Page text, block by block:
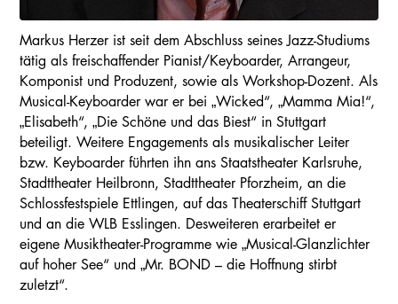
Markus Herzer ist seit dem Abschluss seines Jazz-Studiums
tätig als freischaffender Pianist/Keyboarder, Arrangeur,
Komponist und Produzent, sowie als Workshop-Dozent. Als
Musical-Keyboarder war er bei „Wicked“, „Mamma Mia!“,
„Elisabeth“, „Die Schöne und das Biest“ in Stuttgart
beteiligt. Weitere Engagements als musikalischer Leiter
bzw. Keyboarder führten ihn ans Staatstheater Karlsruhe,
Stadttheater Heilbronn, Stadttheater Pforzheim, an die
Schlossfestspiele Ettlingen, auf das Theaterschiff Stuttgart
und an die WLB Esslingen. Desweiteren erarbeitet er
eigene Musiktheater-Programme wie „Musical-Glanzlichter
auf hoher See“ und „Mr. BOND – die Hoffnung stirbt
zuletzt“.